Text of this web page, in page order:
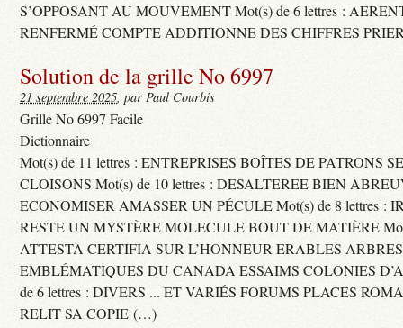
S’OPPOSANT AU MOUVEMENT Mot(s) de 6 lettres :
RENFERMÉ COMPTE ADDITIONNE DES CHIFFRES
Solution de la grille No 6997
21 septembre 2025, par Paul Courbis
Grille No 6997 Facile
Dictionnaire
Mot(s) de 11 lettres : ENTREPRISES BOÎTES DE PATRONS
CLOISONS Mot(s) de 10 lettres : DESALTEREE BIEN
ECONOMISER AMASSER UN PÉCULE Mot(s) de 8 lettres :
RESTE UN MYSTÈRE MOLECULE BOUT DE MATIÈRE
ATTESTA CERTIFIA SUR L’HONNEUR ERABLES ARBRES
EMBLÉMATIQUES DU CANADA ESSAIMS COLONIES
de 6 lettres : DIVERS ... ET VARIÉS FORUMS PLACES
RELIT SA COPIE (…)